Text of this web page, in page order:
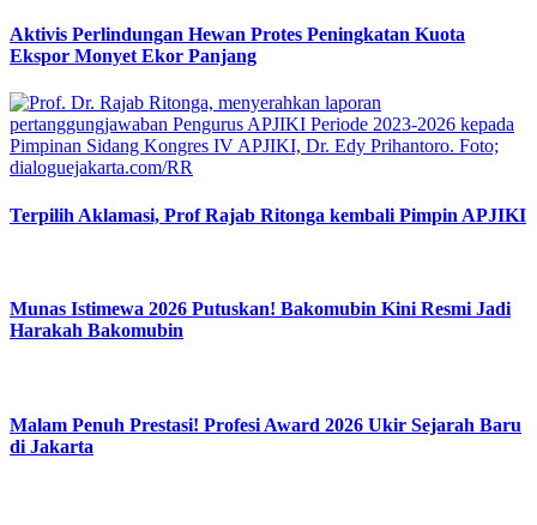
Aktivis Perlindungan Hewan Protes Peningkatan Kuota
Ekspor Monyet Ekor Panjang
Terpilih Aklamasi, Prof Rajab Ritonga kembali Pimpin APJIKI
Munas Istimewa 2026 Putuskan! Bakomubin Kini Resmi Jadi
Harakah Bakomubin
Malam Penuh Prestasi! Profesi Award 2026 Ukir Sejarah Baru
di Jakarta